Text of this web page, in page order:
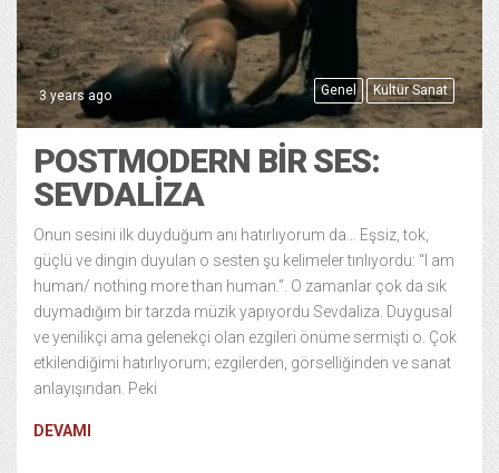
Genel Kültür Sanat
3 years ago
POSTMODERN BİR SES:
SEVDALİZA
Onun sesini ilk duyduğum anı hatırlıyorum da… Eşsiz, tok,
güçlü ve dingin duyulan o sesten şu kelimeler tınlıyordu: “I am
human/ nothing more than human.”. O zamanlar çok da sık
duymadığım bir tarzda müzik yapıyordu Sevdaliza. Duygusal
ve yenilikçi ama gelenekçi olan ezgileri önüme sermişti o. Çok
etkilendiğimi hatırlıyorum; ezgilerden, görselliğinden ve sanat
anlayışından. Peki
DEVAMI